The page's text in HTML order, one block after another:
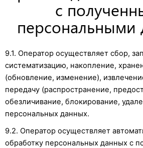
с
персональными
9.1. Оператор осуществляет сбор,
систематизацию, накопление,
(обновление, изменение),
передачу (распространение,
обезличивание, блокирование,
персональных данных.
9.2. Оператор осуществляет
обработку персональных данных с